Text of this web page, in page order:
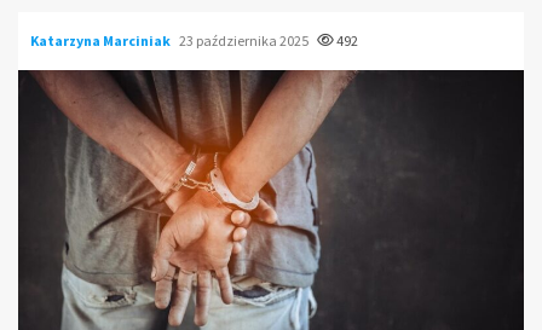
Katarzyna Marciniak 23 października 2025 492